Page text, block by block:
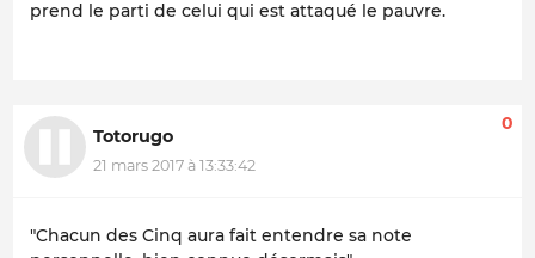
prend le parti de celui qui est attaqué le pauvre.
Totorugo
21 mars 2017 à 13:33:42
0
"Chacun des Cinq aura fait entendre sa note